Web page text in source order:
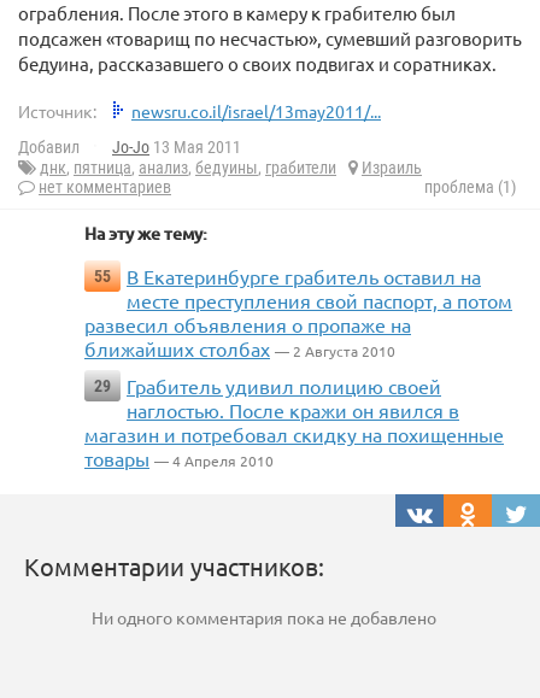
ограбления. После этого в камеру к грабителю был
подсажен «товарищ по несчастью», сумевший разговорить
бедуина, рассказавшего о своих подвигах и соратниках.
Источник: newsru.co.il/israel/13may2011/...
Добавил Jo-Jo 13 Мая 2011
днк, пятница, анализ, бедуины, грабители
Израиль
нет комментариев
проблема (1)
На эту же тему:
55
В Екатеринбурге грабитель оставил на
месте преступления свой паспорт, а потом
развесил объявления о пропаже на
ближайших столбах — 2 Августа 2010
29
Грабитель удивил полицию своей
наглостью. После кражи он явился в
магазин и потребовал скидку на похищенные
товары — 4 Апреля 2010
Комментарии участников:
Ни одного комментария пока не добавлено